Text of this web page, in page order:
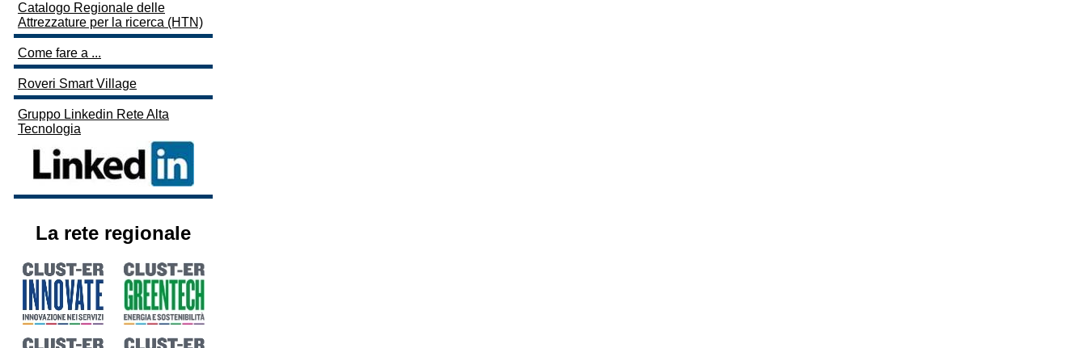
Catalogo Regionale delle
Attrezzature per la ricerca (HTN)
Come fare a ...
Roveri Smart Village
Gruppo Linkedin Rete Alta
Tecnologia
La rete regionale